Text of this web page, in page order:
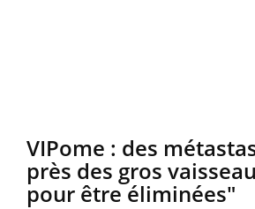
VIPome : des
près des gros
pour être éliminées"